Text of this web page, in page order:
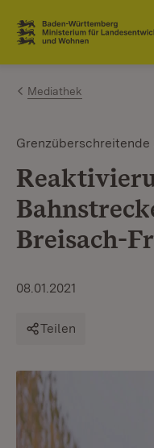
Zum Inhalt
Link zur Startseite
Mediathek
Breisach-
08.01.2021
Teilen